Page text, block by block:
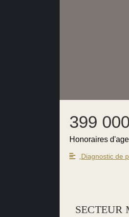
399 000
Honoraires
Diagnostic de
SECTEUR